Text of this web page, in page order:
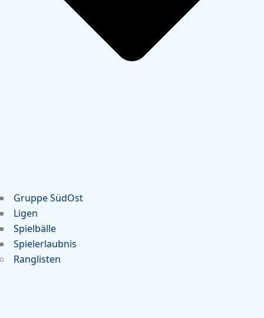
Gruppe SüdOst
Ligen
Spielbälle
Spielerlaubnis
Ranglisten